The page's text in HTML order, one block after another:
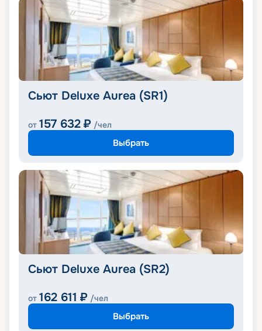
Сьют Deluxe Aurea (SR1)
от 157 632 ₽ /чел
Выбрать
Сьют Deluxe Aurea (SR2)
от 162 611 ₽ /чел
Выбрать